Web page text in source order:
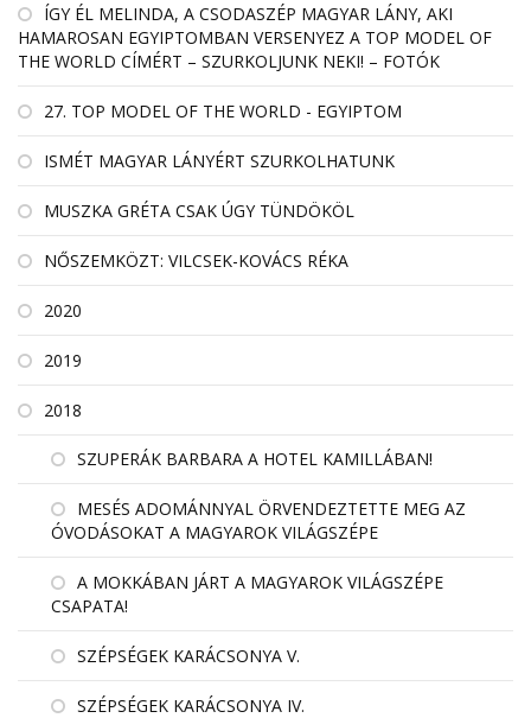
ÍGY ÉL MELINDA, A CSODASZÉP MAGYAR LÁNY, AKI
HAMAROSAN EGYIPTOMBAN VERSENYEZ A TOP MODEL OF
THE WORLD CÍMÉRT – SZURKOLJUNK NEKI! – FOTÓK
27. TOP MODEL OF THE WORLD - EGYIPTOM
ISMÉT MAGYAR LÁNYÉRT SZURKOLHATUNK
MUSZKA GRÉTA CSAK ÚGY TÜNDÖKÖL
NŐSZEMKÖZT: VILCSEK-KOVÁCS RÉKA
2020
2019
2018
SZUPERÁK BARBARA A HOTEL KAMILLÁBAN!
MESÉS ADOMÁNNYAL ÖRVENDEZTETTE MEG AZ
ÓVODÁSOKAT A MAGYAROK VILÁGSZÉPE
A MOKKÁBAN JÁRT A MAGYAROK VILÁGSZÉPE
CSAPATA!
SZÉPSÉGEK KARÁCSONYA V.
SZÉPSÉGEK KARÁCSONYA IV.